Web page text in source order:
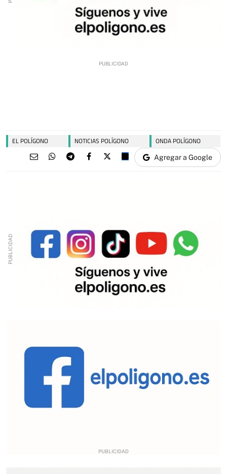
EL POLÍGONO NOTICIAS POLÍGONO ONDA POLÍGONO
Agregar a Google